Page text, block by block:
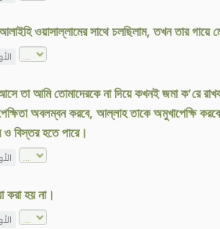
ওয়াসাল্লামের সাথে চলছিলাম, তখন তার
তা আমি তোমাদেরকে না দিয়ে কখনই জমা ক’রে
অবলম্বন করবে, আল্লাহ তাকে অমুখাপেক্ষি
বিস্তর হতে পারে।
করা হয় না।